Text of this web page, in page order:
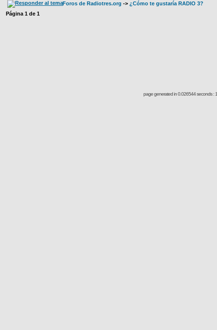
Foros de Radiotres.org -> ¿Cómo te gustaría RADIO 3?
Página 1 de 1
page generated in 0.026544 seconds :